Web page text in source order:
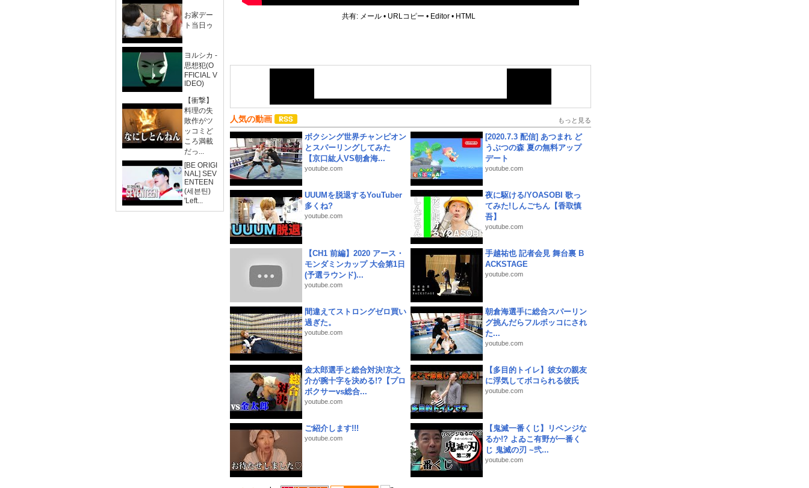
お家デー
ト当日ゥ
ヨルシカ -
思想犯(O
FFICIAL V
IDEO)
【衝撃】
料理の失
敗作がツ
ッコミど
ころ満載
だっ...
[BE ORIGI
NAL] SEV
ENTEEN
(세븐틴)
'Left...
共有: メール • URLコピー • Editor • HTML
人気の動画 もっと見る
ボクシング世界チャンピオン
とスパーリングしてみた
【京口紘人VS朝倉海...
youtube.com
[2020.7.3 配信] あつまれ ど
うぶつの森 夏の無料アップ
デート
youtube.com
UUUMを脱退するYouTuber
多くね?
youtube.com
夜に駆ける/YOASOBI 歌っ
てみた!しんごちん【香取慎
吾】
youtube.com
【CH1 前編】2020 アース・
モンダミンカップ 大会第1日
(予選ラウンド)...
youtube.com
手越祐也 記者会見 舞台裏 B
ACKSTAGE
youtube.com
間違えてストロングゼロ買い
過ぎた。
youtube.com
朝倉海選手に総合スパーリン
グ挑んだらフルボッコにされ
た...
youtube.com
金太郎選手と総合対決!京之
介が腕十字を決める!?【プロ
ボクサーvs総合...
youtube.com
【多目的トイレ】彼女の親友
に浮気してボコられる彼氏
youtube.com
ご紹介します!!!
youtube.com
【鬼滅一番くじ】リベンジな
るか!? よゐこ有野が一番く
じ 鬼滅の刃 ~弐...
youtube.com